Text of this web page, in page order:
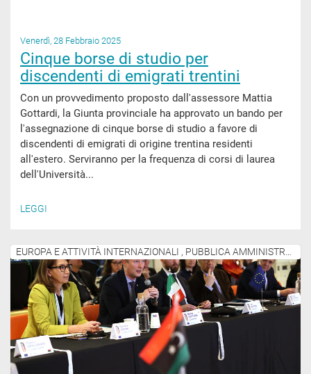
Venerdì, 28 Febbraio 2025
Cinque borse di studio per
discendenti di emigrati trentini
Con un provvedimento proposto dall'assessore Mattia
Gottardi, la Giunta provinciale ha approvato un bando per
l'assegnazione di cinque borse di studio a favore di
discendenti di emigrati di origine trentina residenti
all'estero. Serviranno per la frequenza di corsi di laurea
dell'Università...
LEGGI